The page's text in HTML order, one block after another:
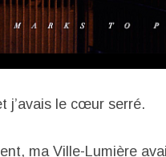
j’avais le cœur serré.
ma Ville-Lumière